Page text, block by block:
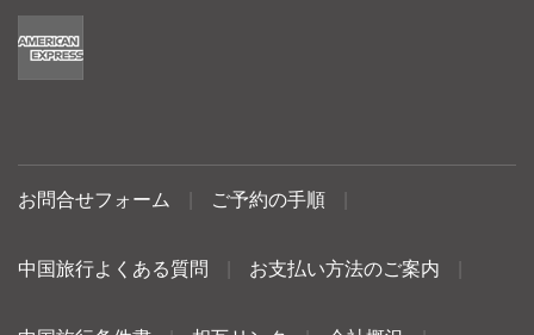
お問合せフォーム ご予約の手順
中国旅行よくある質問 お支払い方法のご案内